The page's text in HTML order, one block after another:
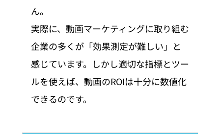
ん。
実際に、動画マーケティングに取り組む
企業の多くが「効果測定が難しい」と
感じています。しかし適切な指標とツー
ルを使えば、動画のROIは十分に数値化
できるのです。